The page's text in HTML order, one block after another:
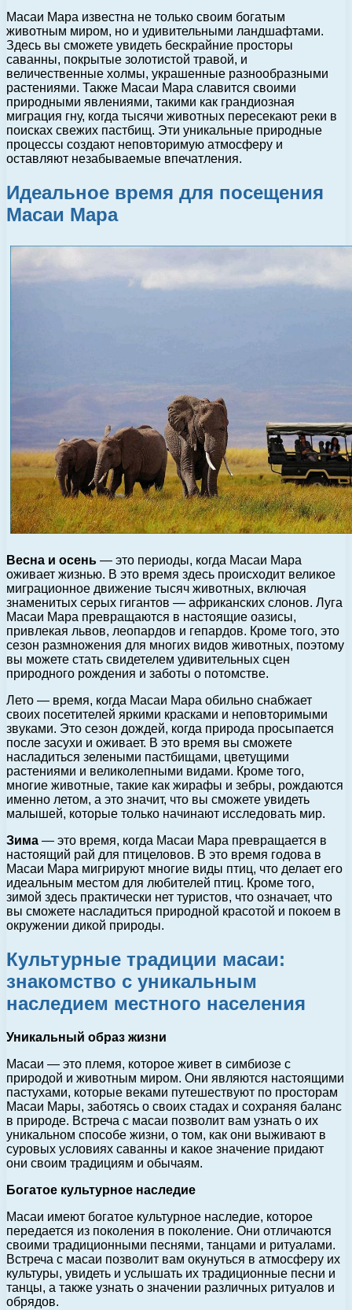
Масаи Мара известна не только своим богатым
животным миром, но и удивительными ландшафтами.
Здесь вы сможете увидеть бескрайние просторы
саванны, покрытые золотистой травой, и
величественные холмы, украшенные разнообразными
растениями. Также Масаи Мара славится своими
природными явлениями, такими как грандиозная
миграция гну, когда тысячи животных пересекают реки в
поисках свежих пастбищ. Эти уникальные природные
процессы создают неповторимую атмосферу и
оставляют незабываемые впечатления.
Идеальное время для посещения
Масаи Мара
Весна и осень — это периоды, когда Масаи Мара
оживает жизнью. В это время здесь происходит великое
миграционное движение тысяч животных, включая
знаменитых серых гигантов — африканских слонов. Луга
Масаи Мара превращаются в настоящие оазисы,
привлекая львов, леопардов и гепардов. Кроме того, это
сезон размножения для многих видов животных, поэтому
вы можете стать свидетелем удивительных сцен
природного рождения и заботы о потомстве.
Лето — время, когда Масаи Мара обильно снабжает
своих посетителей яркими красками и неповторимыми
звуками. Это сезон дождей, когда природа просыпается
после засухи и оживает. В это время вы сможете
насладиться зелеными пастбищами, цветущими
растениями и великолепными видами. Кроме того,
многие животные, такие как жирафы и зебры, рождаются
именно летом, а это значит, что вы сможете увидеть
малышей, которые только начинают исследовать мир.
Зима — это время, когда Масаи Мара превращается в
настоящий рай для птицеловов. В это время годова в
Масаи Мара мигрируют многие виды птиц, что делает его
идеальным местом для любителей птиц. Кроме того,
зимой здесь практически нет туристов, что означает, что
вы сможете насладиться природной красотой и покоем в
окружении дикой природы.
Культурные традиции масаи:
знакомство с уникальным
наследием местного населения
Уникальный образ жизни
Масаи — это племя, которое живет в симбиозе с
природой и животным миром. Они являются настоящими
пастухами, которые веками путешествуют по просторам
Масаи Мары, заботясь о своих стадах и сохраняя баланс
в природе. Встреча с масаи позволит вам узнать о их
уникальном способе жизни, о том, как они выживают в
суровых условиях саванны и какое значение придают
они своим традициям и обычаям.
Богатое культурное наследие
Масаи имеют богатое культурное наследие, которое
передается из поколения в поколение. Они отличаются
своими традиционными песнями, танцами и ритуалами.
Встреча с масаи позволит вам окунуться в атмосферу их
культуры, увидеть и услышать их традиционные песни и
танцы, а также узнать о значении различных ритуалов и
обрядов.